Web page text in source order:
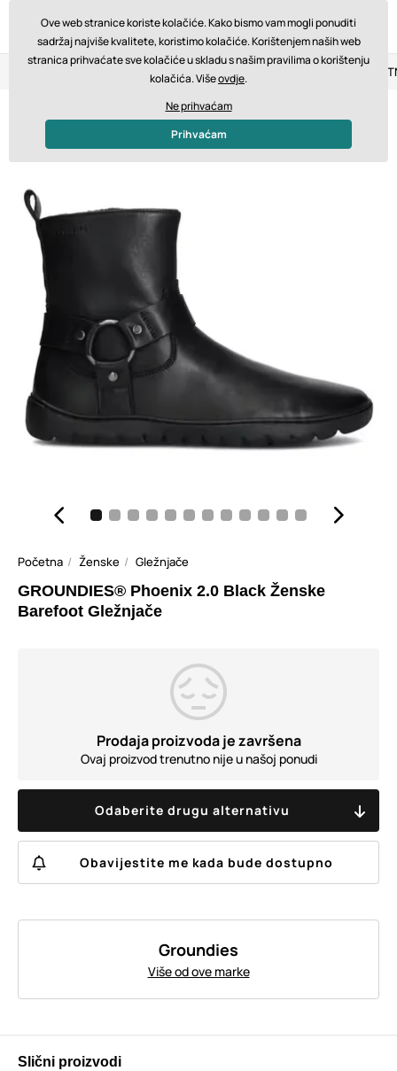
Povrat u roku od 14 dana Brza dostava od 200 €
Početna Ženske Gležnjače
GROUNDIES® Phoenix 2.0 Black Ženske
Barefoot Gležnjače
Prodaja proizvoda je završena
Ovaj proizvod trenutno nije u našoj ponudi
Odaberite drugu alternativu
Obavijestite me kada bude dostupno
Groundies
Više od ove marke
Slični proizvodi
Ove web stranice koriste kolačiće. Kako bismo vam mogli ponuditi
sadržaj najviše kvalitete, koristimo kolačiće. Korištenjem naših web
stranica prihvaćate sve kolačiće u skladu s našim pravilima o korištenju
kolačića. Višeovdje.
Ne prihvaćam
Prihvaćam